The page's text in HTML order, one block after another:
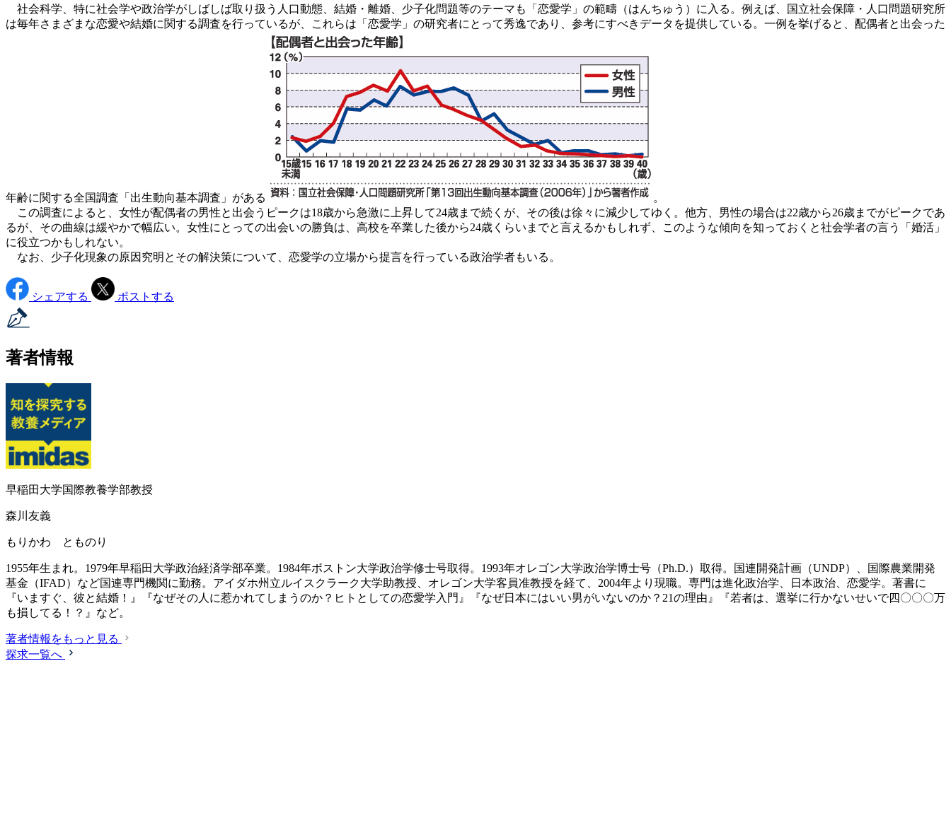
社会科学、特に社会学や政治学がしばしば取り扱う人口動態、結婚・離婚、少子化問題等のテーマも「恋愛学」の範疇（はんちゅう）に入る。例えば、国立社会保障・人口問題研究所
は毎年さまざまな恋愛や結婚に関する調査を行っているが、これらは「恋愛学」の研究者にとって秀逸であり、参考にすべきデータを提供している。一例を挙げると、配偶者と出会った
年齢に関する全国調査「出生動向基本調査」がある
。
この調査によると、女性が配偶者の男性と出会うピークは18歳から急激に上昇して24歳まで続くが、その後は徐々に減少してゆく。他方、男性の場合は22歳から26歳までがピークであ
るが、その曲線は緩やかで幅広い。女性にとっての出会いの勝負は、高校を卒業した後から24歳くらいまでと言えるかもしれず、このような傾向を知っておくと社会学者の言う「婚活」
に役立つかもしれない。
なお、少子化現象の原因究明とその解決策について、恋愛学の立場から提言を行っている政治学者もいる。
シェアする ポストする
著者情報
早稲田大学国際教養学部教授
森川友義
もりかわ とものり
1955年生まれ。1979年早稲田大学政治経済学部卒業。1984年ボストン大学政治学修士号取得。1993年オレゴン大学政治学博士号（Ph.D.）取得。国連開発計画（UNDP）、国際農業開発
基金（IFAD）など国連専門機関に勤務。アイダホ州立ルイスクラーク大学助教授、オレゴン大学客員准教授を経て、2004年より現職。専門は進化政治学、日本政治、恋愛学。著書に
『いますぐ、彼と結婚！』『なぜその人に惹かれてしまうのか？ヒトとしての恋愛学入門』『なぜ日本にはいい男がいないのか？21の理由』『若者は、選挙に行かないせいで四〇〇〇万
も損してる！？』など。
著者情報をもっと見る
探求一覧へ